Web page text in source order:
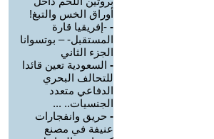
أوراق الخس والتبغ!
- -إفريقيا قارة
المستقبل- – بوتسوانا
الجزء الثاني
- السعودية تعين قائدا
للتحالف البحري
الدفاعي متعدد
الجنسيات.. ...
- حريق وانفجارات
عنيفة في مصنع